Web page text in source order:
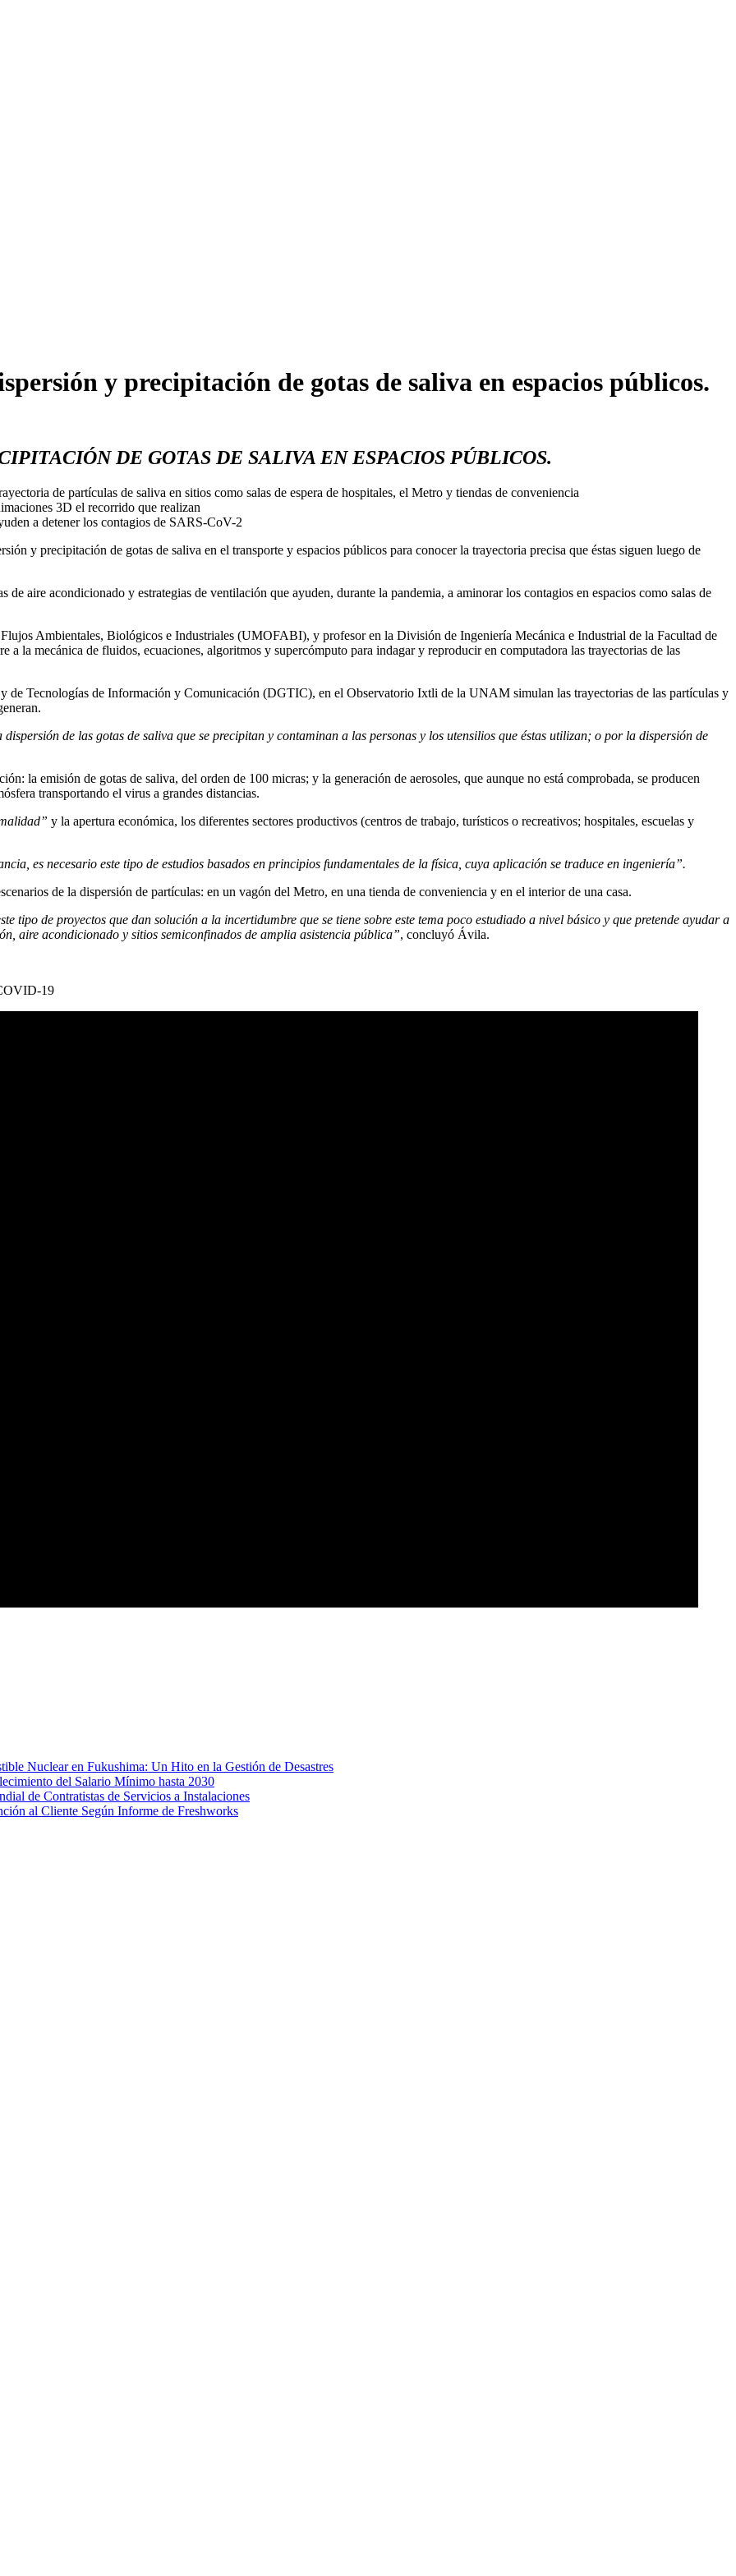
y precipitación de gotas de saliva en espacios públicos.
DE GOTAS DE SALIVA EN ESPACIOS PÚBLICOS.
de partículas de saliva en sitios como salas de espera de hospitales, el Metro y tiendas de conveniencia
3D el recorrido que realizan
a detener los contagios de SARS-CoV-2
y precipitación de gotas de saliva en el transporte y espacios públicos para conocer la trayectoria precisa que éstas siguen luego de
aire acondicionado y estrategias de ventilación que ayuden, durante la pandemia, a aminorar los contagios en espacios como salas de
Ambientales, Biológicos e Industriales (UMOFABI), y profesor en la División de Ingeniería Mecánica e Industrial de la Facultad de
la mecánica de fluidos, ecuaciones, algoritmos y supercómputo para indagar y reproducir en computadora las trayectorias de las
de Tecnologías de Información y Comunicación (DGTIC), en el Observatorio Ixtli de la UNAM simulan las trayectorias de las partículas y
de las gotas de saliva que se precipitan y contaminan a las personas y los utensilios que éstas utilizan; o por la dispersión de
la emisión de gotas de saliva, del orden de 100 micras; y la generación de aerosoles, que aunque no está comprobada, se producen
transportando el virus a grandes distancias.
y la apertura económica, los diferentes sectores productivos (centros de trabajo, turísticos o recreativos; hospitales, escuelas y
es necesario este tipo de estudios basados en principios fundamentales de la física, cuya aplicación se traduce en ingeniería”.
de la dispersión de partículas: en un vagón del Metro, en una tienda de conveniencia y en el interior de una casa.
tipo de proyectos que dan solución a la incertidumbre que se tiene sobre este tema poco estudiado a nivel básico y que pretende ayudar a
aire acondicionado y sitios semiconfinados de amplia asistencia pública”, concluyó Ávila.
Nuclear en Fukushima: Un Hito en la Gestión de Desastres
del Salario Mínimo hasta 2030
de Contratistas de Servicios a Instalaciones
al Cliente Según Informe de Freshworks